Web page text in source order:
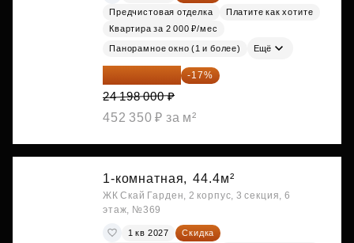
Предчистовая отделка
Платите как хотите
Квартира за 2 000 ₽/мес
Панорамное окно (1 и более) Ещё
20 084 340 ₽ -17%
24 198 000 ₽
452 350 ₽ за м²
1-комнатная, 44.4м²
ЖК Скай Гарден, 2 корпус, 3 секция, 6
этаж, №369
1 кв 2027
Скидка